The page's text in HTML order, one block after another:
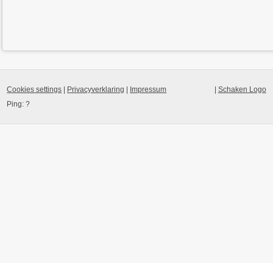
Schaken Logo
Cookies settings Privacyverklaring
Impressum
Ping:?